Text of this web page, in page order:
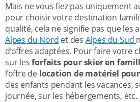
Mais ne vous fiez pas uniquement
pour choisir votre destination
qualité, cela ne signifie pas que les
Alpes du Nord et des Alpes du Sud
d’offres adaptées. Pour faire votre
sur lesforfaits pour skier en
l’offre de location de matériel
des enfants pendant les vacances,
journée, sur les hébergements, etc.